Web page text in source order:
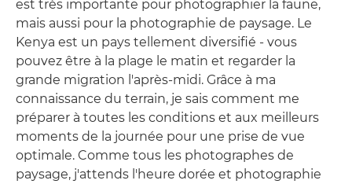
est très importante pour photographier la faune,
mais aussi pour la photographie de paysage. Le
Kenya est un pays tellement diversifié - vous
pouvez être à la plage le matin et regarder la
grande migration l'après-midi. Grâce à ma
connaissance du terrain, je sais comment me
préparer à toutes les conditions et aux meilleurs
moments de la journée pour une prise de vue
optimale. Comme tous les photographes de
paysage, j'attends l'heure dorée et photographie